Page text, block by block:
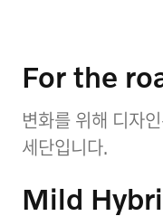
For the
변화를 위해 디자
세단입니다.
Mild